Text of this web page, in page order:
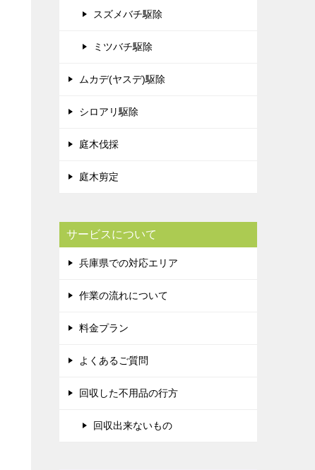
スズメバチ駆除
ミツバチ駆除
ムカデ(ヤスデ)駆除
シロアリ駆除
庭木伐採
庭木剪定
サービスについて
兵庫県での対応エリア
作業の流れについて
料金プラン
よくあるご質問
回収した不用品の行方
回収出来ないもの